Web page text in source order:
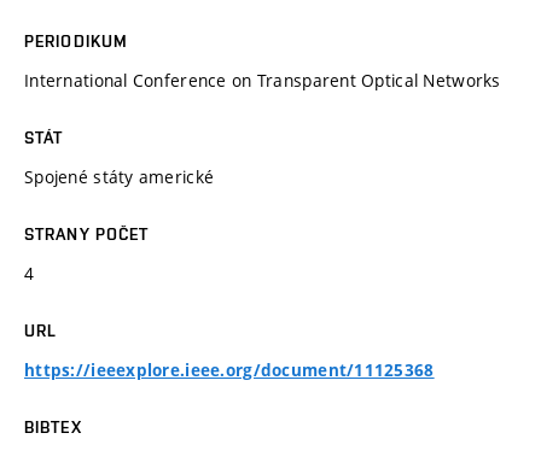
PERIODIKUM
International Conference on Transparent Optical Networks
STÁT
Spojené státy americké
STRANY POČET
4
URL
https://ieeexplore.ieee.org/document/11125368
BIBTEX